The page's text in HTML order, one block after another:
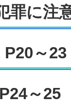
罪に注
～23
～25